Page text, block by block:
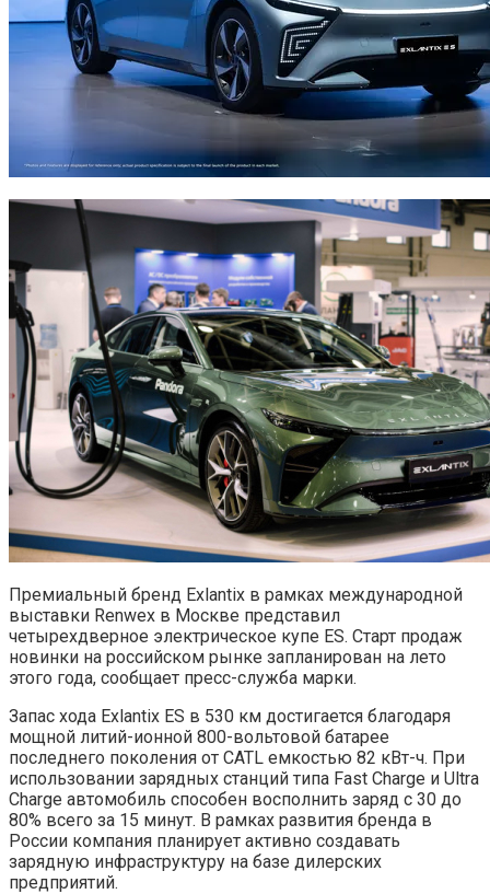
Премиальный бренд Exlantix в рамках международной
выставки Renwex в Москве представил
четырехдверное электрическое купе ES. Старт продаж
новинки на российском рынке запланирован на лето
этого года, сообщает пресс-служба марки.
Запас хода Exlantix ES в 530 км достигается благодаря
мощной литий-ионной 800-вольтовой батарее
последнего поколения от CATL емкостью 82 кВт-ч. При
использовании зарядных станций типа Fast Charge и Ultra
Charge автомобиль способен восполнить заряд с 30 до
80% всего за 15 минут. В рамках развития бренда в
России компания планирует активно создавать
зарядную инфраструктуру на базе дилерских
предприятий.